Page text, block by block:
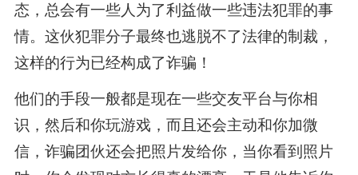
态，总会有一些人为了利益做一些违法犯罪的事
情。这伙犯罪分子最终也逃脱不了法律的制裁，
这样的行为已经构成了诈骗！
他们的手段一般都是现在一些交友平台与你相
识，然后和你玩游戏，而且还会主动和你加微
信，诈骗团伙还会把照片发给你，当你看到照片